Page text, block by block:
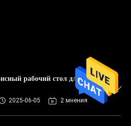
рабочий стол для офиса
2025-06-05 2 мнения